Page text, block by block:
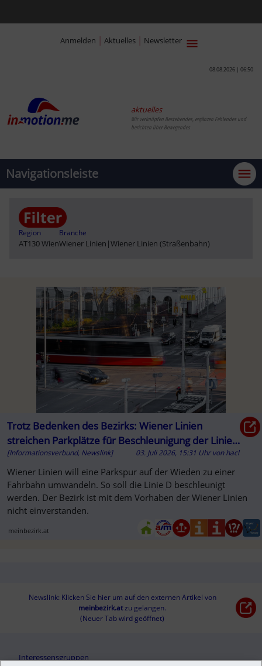
Anmelden | Aktuelles | Newsletter
08.08.2026 | 06:50
aktuelles
Wir verknüpfen Bestehendes, ergänzen Fehlendes und
berichten über Bewegendes
Navigationsleiste
Region
AT130 Wien
Branche
Wiener Linien |Wiener Linien (Straßenbahn)
Trotz Bedenken des Bezirks: Wiener Linien
streichen Parkplätze für Beschleunigung der Linie
D
[Informationsverbund, Newslink] 03. Juli 2026, 15:31 Uhr vonhacl
Wiener Linien will eine Parkspur auf der Wieden zu einer
Fahrbahn umwandeln. So soll die Linie D beschleunigt
werden. Der Bezirk ist mit dem Vorhaben der Wiener Linien
nicht einverstanden.
meinbezirk.at
Newslink: Klicken Sie hier um auf den externen Artikel von
meinbezirk.at zu gelangen.
(Neuer Tab wird geöffnet)
Interessensgruppen